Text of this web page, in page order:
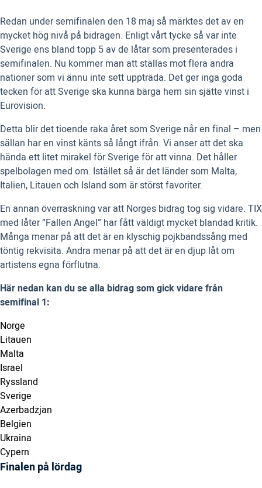
Redan under semifinalen den 18 maj så märktes det av en
mycket hög nivå på bidragen. Enligt vårt tycke så var inte
Sverige ens bland topp 5 av de låtar som presenterades i
semifinalen. Nu kommer man att ställas mot flera andra
nationer som vi ännu inte sett uppträda. Det ger inga goda
tecken för att Sverige ska kunna bärga hem sin sjätte vinst i
Eurovision.
Detta blir det tioende raka året som Sverige når en final – men
sällan har en vinst känts så långt ifrån. Vi anser att det ska
hända ett litet mirakel för Sverige för att vinna. Det håller
spelbolagen med om. Istället så är det länder som Malta,
Italien, Litauen och Island som är störst favoriter.
En annan överraskning var att Norges bidrag tog sig vidare. TIX
med låter ”Fallen Angel” har fått väldigt mycket blandad kritik.
Många menar på att det är en klyschig pojkbandssång med
töntig rekvisita. Andra menar på att det är en djup låt om
artistens egna förflutna.
Här nedan kan du se alla bidrag som gick vidare från
semifinal 1:
Norge
Litauen
Malta
Israel
Ryssland
Sverige
Azerbadzjan
Belgien
Ukraina
Cypern
Finalen på lördag